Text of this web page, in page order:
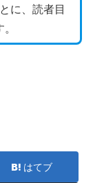
に、読者目
はてブ